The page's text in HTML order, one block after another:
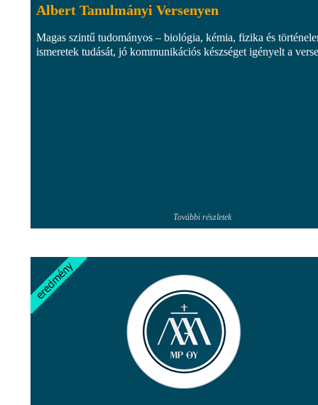
Albert Tanulmányi Versenyen
Magas szintű tudományos – biológia, kémia, fizika és
ismeretek tudását, jó kommunikációs készséget igényelt a
További részletek